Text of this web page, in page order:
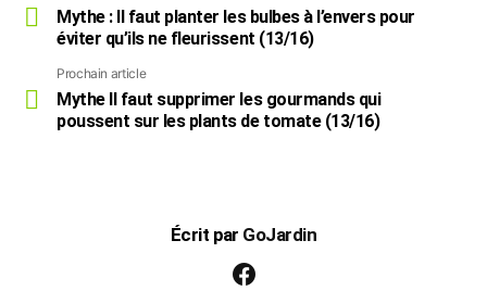
plus
Mythe : Il faut planter les bulbes à l’envers pour
éviter qu’ils ne fleurissent (13/16)
Prochain article
Mythe Il faut supprimer les gourmands qui
poussent sur les plants de tomate (13/16)
Écrit par GoJardin